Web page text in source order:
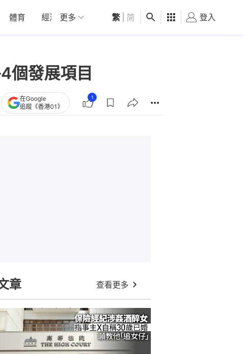
體育 經濟 01深圳 觀點 健康 好食玩飛
更多 繁 简 登入
個發展項目
在Google
追蹤《香港01》
1
章 查看更多